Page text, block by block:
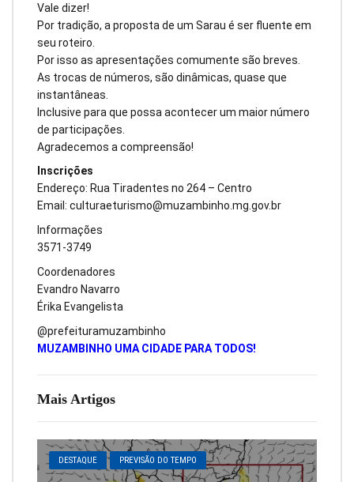
Mais Artigos
DESTAQUE PREVISÃO DO TEMPO
Vale dizer!
Por tradição, a proposta de um Sarau é ser fluente em
seu roteiro.
Por isso as apresentações comumente são breves.
As trocas de números, são dinâmicas, quase que
instantâneas.
Inclusive para que possa acontecer um maior número
de participações.
Agradecemos a compreensão!
Inscrições
Endereço: Rua Tiradentes no 264 – Centro
Email: culturaeturismo@muzambinho.mg.gov.br
Informações
3571-3749
Coordenadores
Evandro Navarro
Érika Evangelista
@prefeituramuzambinho
MUZAMBINHO UMA CIDADE PARA TODOS!